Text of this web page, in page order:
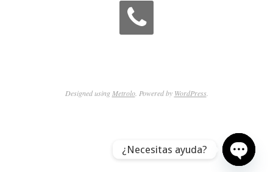
Designed using Metrolo. Powered by WordPress.
¿Necesitas ayuda?